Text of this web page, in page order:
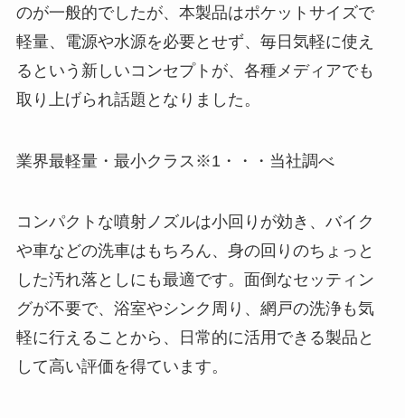
のが一般的でしたが、本製品はポケットサイズで
軽量、電源や水源を必要とせず、毎日気軽に使え
るという新しいコンセプトが、各種メディアでも
取り上げられ話題となりました。
業界最軽量・最小クラス※1・・・当社調べ
コンパクトな噴射ノズルは小回りが効き、バイク
や車などの洗車はもちろん、身の回りのちょっと
した汚れ落としにも最適です。面倒なセッティン
グが不要で、浴室やシンク周り、網戸の洗浄も気
軽に行えることから、日常的に活用できる製品と
して高い評価を得ています。